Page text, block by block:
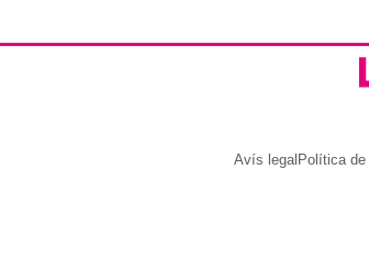
Avís legal Política